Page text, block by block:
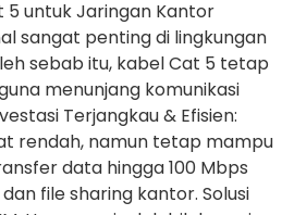
5 untuk Jaringan Kantor
sangat penting di lingkungan
sebab itu, kabel Cat 5 tetap
menunjang komunikasi
Terjangkau & Efisien:
rendah, namun tetap mampu
data hingga 100 Mbps
file sharing kantor. Solusi